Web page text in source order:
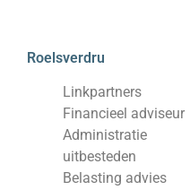
Roelsverdru
Linkpartners
Financieel adviseur
Administratie
uitbesteden
Belasting advies